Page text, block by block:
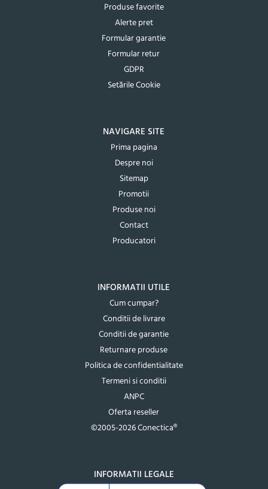
Produse favorite
Alerte pret
Formular garantie
Formular retur
GDPR
Setările Cookie
NAVIGARE SITE
Prima pagina
Despre noi
Sitemap
Promotii
Produse noi
Contact
Producatori
INFORMATII UTILE
Cum cumpar?
Conditii de livrare
Conditii de garantie
Returnare produse
Politica de confidentialitate
Termeni si conditii
ANPC
Oferta reseller
©2005-2026 Conectica®
INFORMATII LEGALE